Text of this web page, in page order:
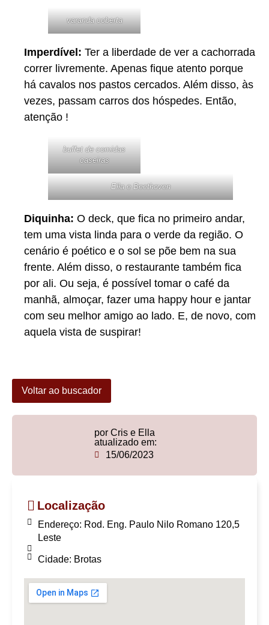
varanda coberta
Imperdível: Ter a liberdade de ver a cachorrada
correr livremente. Apenas fique atento porque
há cavalos nos pastos cercados. Além disso, às
vezes, passam carros dos hóspedes. Então,
atenção !
buffet de comidas
caseiras
Ella e Beethoven
Diquinha: O deck, que fica no primeiro andar,
tem uma vista linda para o verde da região. O
cenário é poético e o sol se põe bem na sua
frente. Além disso, o restaurante também fica
por ali. Ou seja, é possível tomar o café da
manhã, almoçar, fazer uma happy hour e jantar
com seu melhor amigo ao lado. E, de novo, com
aquela vista de suspirar!
Voltar ao buscador
por Cris e Ella
atualizado em:
15/06/2023
Localização
Endereço: Rod. Eng. Paulo Nilo Romano 120,5
Leste
Cidade: Brotas